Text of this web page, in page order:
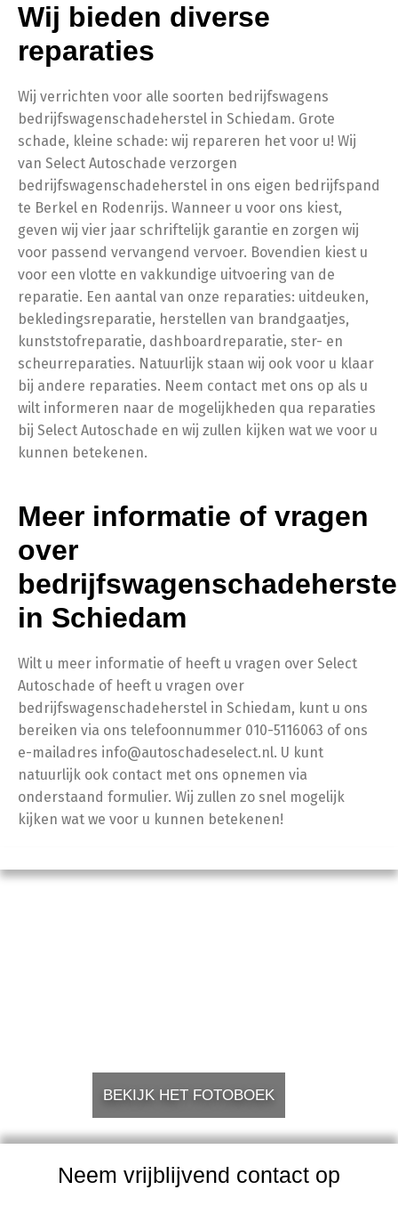
Wij bieden diverse
reparaties
Wij verrichten voor alle soorten bedrijfswagens
bedrijfswagenschadeherstel in Schiedam. Grote
schade, kleine schade: wij repareren het voor u! Wij
van Select Autoschade verzorgen
bedrijfswagenschadeherstel in ons eigen bedrijfspand
te Berkel en Rodenrijs. Wanneer u voor ons kiest,
geven wij vier jaar schriftelijk garantie en zorgen wij
voor passend vervangend vervoer. Bovendien kiest u
voor een vlotte en vakkundige uitvoering van de
reparatie. Een aantal van onze reparaties: uitdeuken,
bekledingsreparatie, herstellen van brandgaatjes,
kunststofreparatie, dashboardreparatie, ster- en
scheurreparaties. Natuurlijk staan wij ook voor u klaar
bij andere reparaties. Neem contact met ons op als u
wilt informeren naar de mogelijkheden qua reparaties
bij Select Autoschade en wij zullen kijken wat we voor u
kunnen betekenen.
Meer informatie of vragen
over
in Schiedam
Wilt u meer informatie of heeft u vragen over Select
Autoschade of heeft u vragen over
bedrijfswagenschadeherstel in Schiedam, kunt u ons
bereiken via ons telefoonnummer 010-5116063 of ons
e-mailadres info@autoschadeselect.nl. U kunt
natuurlijk ook contact met ons opnemen via
onderstaand formulier. Wij zullen zo snel mogelijk
kijken wat we voor u kunnen betekenen!
BEKIJK HET FOTOBOEK
Neem vrijblijvend contact op